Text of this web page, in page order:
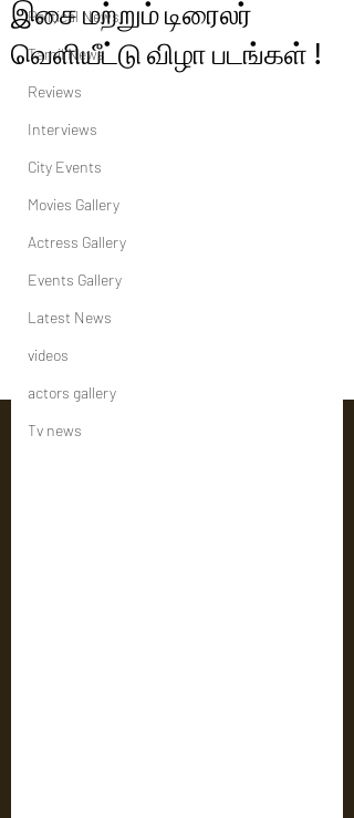
Political News
Tamil News
Reviews
Interviews
City Events
Movies Gallery
Actress Gallery
Events Gallery
Latest News
videos
actors gallery
Tv news
இசை மற்றும் டிரைலர்
வெளியீட்டு விழா படங்கள் !